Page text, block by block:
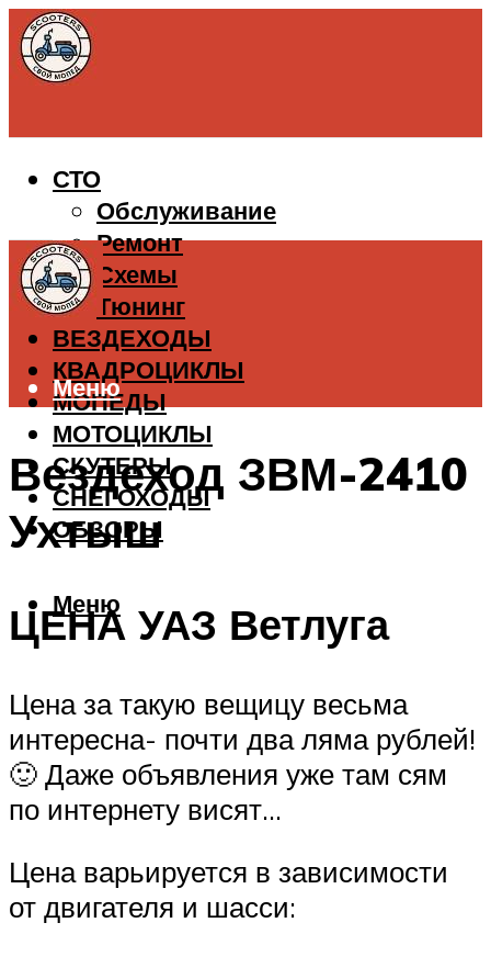
СТО
Обслуживание
Ремонт
Схемы
Тюнинг
ВЕЗДЕХОДЫ
КВАДРОЦИКЛЫ
МОПЕДЫ
МОТОЦИКЛЫ
СКУТЕРЫ
СНЕГОХОДЫ
ОБЗОРЫ
Меню
Меню
Вездеход ЗВМ-2410
Ухтыш
ЦЕНА УАЗ Ветлуга
Цена за такую вещицу весьма
интересна- почти два ляма рублей!
🙂 Даже объявления уже там сям
по интернету висят…
Цена варьируется в зависимости
от двигателя и шасси: